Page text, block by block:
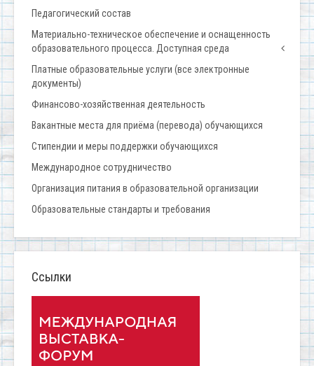
Педагогический состав
Материально-техническое обеспечение и оснащенность
образовательного процесса. Доступная среда
Платные образовательные услуги (все электронные
документы)
Финансово-хозяйственная деятельность
Вакантные места для приёма (перевода) обучающихся
Стипендии и меры поддержки обучающихся
Международное сотрудничество
Организация питания в образовательной организации
Образовательные стандарты и требования
Ссылки